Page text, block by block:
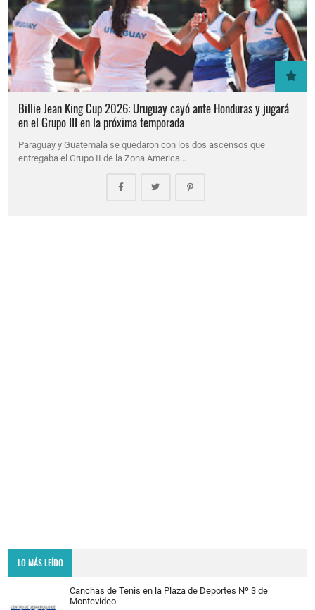
Billie Jean King Cup 2026: Uruguay cayó ante Honduras y jugará
en el Grupo III en la próxima temporada
Paraguay y Guatemala se quedaron con los dos ascensos que
entregaba el Grupo II de la Zona America…
LO MÁS LEÍDO
Canchas de Tenis en la Plaza de Deportes Nº 3 de
Montevideo